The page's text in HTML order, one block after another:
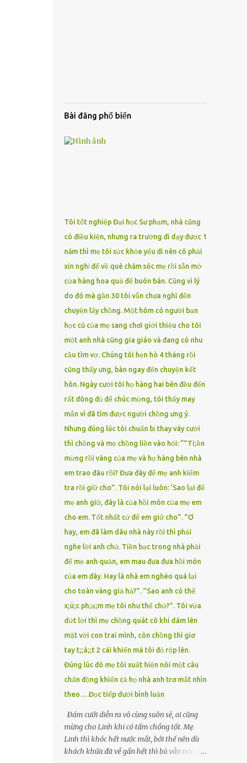
Bài đăng phổ biến
Tôi tốt nghiệp Đại học Sư phạm, nhà cũng
có điều kiện, nhưng ra trường đi dạy được 1
năm thì mẹ tôi sức khỏe yếu đi nên cô phải
xin nghỉ để về quê chăm sóc mẹ rồi sẵn mở
cửa hàng hoa quả để buôn bán. Cũng vì lý
do đó mà gần 30 tôi vẫn chưa nghĩ đến
chuyện lấy chồng. Một hôm có người bạn
học cũ của mẹ sang chơi giới thiệu cho tôi
một anh nhà cũng gia giáo và đang có nhu
cầu tìm vợ. Chúng tôi hẹn hò 4 tháng rồi
cũng thấy ưng, bàn ngay đến chuyện kết
hôn. Ngày cưới tôi họ hàng hai bên đều đến
rất đông đủ để chúc mừng, tôi thấy may
mắn vì đã tìm được người chồng ưng ý.
Nhưng đúng lúc tôi chuẩn bị thay váy cưới
thì chồng và mẹ chồng liền vào hỏi: “”Ti;ền
mừng rồi vàng của mẹ và họ hàng bên nhà
em trao đâu rồi? Đưa đây để mẹ anh kiểm
tra rồi giữ cho”. Tôi nói lại luôn: ‘Sao lại để
mẹ anh giữ, đây là của hồi môn của mẹ em
cho em. Tốt nhất cứ để em giữ cho”. ”Ơ
hay, em đã làm dâu nhà này rồi thì phải
nghe lời anh chứ. Tiền bạc trong nhà phải
để mẹ anh quản, em mau đưa đưa hồi môn
của em đây. Hay là nhà em nghèo quá lại
cho toàn vàng giả hả?”. ”Sao anh có thể
x;ú;c ph;ạ;m mẹ tôi như thế chứ?”. Tôi vừa
dứt lời thì mẹ chồng quát cô khi dám lên
mặt với con trai mình, còn chồng thì giơ
tay t;;á;;t 2 cái khiến má tôi đỏ rộp lên.
Đúng lúc đó mẹ tôi xuất hiện nói một câu
chấn động khiến cả họ nhà anh trơ mắt nhìn
theo….Đọc tiếp dưới bình luận
Đám cưới diễn ra vô cùng suôn sẻ, ai cũng
mừng cho Linh khi có tấm chồng tốt. Mẹ
Linh thì khóc hết nước mắt, bởi thế nên dù
khách khứa đã về gần hết thì bà vẫn nán lại